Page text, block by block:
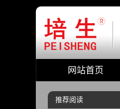
网站首页
推荐阅读